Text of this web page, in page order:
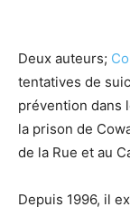
Deux auteurs;
tentatives de
prévention dans
la prison de
de la Rue et au
Depuis 1996, il